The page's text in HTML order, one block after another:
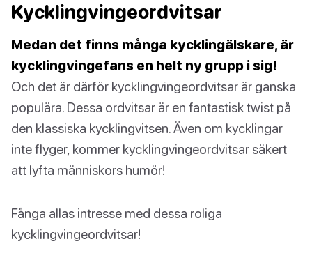
Kycklingvingeordvitsar
Medan det finns många kycklingälskare, är
kycklingvingefans en helt ny grupp i sig!
Och det är därför kycklingvingeordvitsar är ganska
populära. Dessa ordvitsar är en fantastisk twist på
den klassiska kycklingvitsen. Även om kycklingar
inte flyger, kommer kycklingvingeordvitsar säkert
att lyfta människors humör!
Fånga allas intresse med dessa roliga
kycklingvingeordvitsar!